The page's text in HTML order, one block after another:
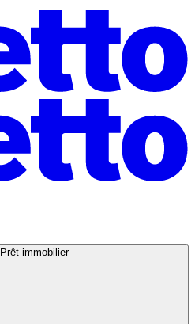
Prêt immobilier